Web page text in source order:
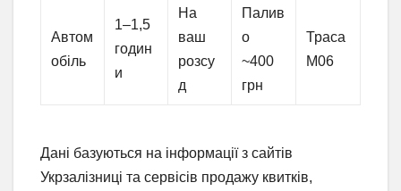
Автом
обіль
1–1,5
годин
и
На
ваш
розсу
д
Палив
о
~400
грн
Траса
М06
Дані базуються на інформації з сайтів
Укрзалізниці та сервісів продажу квитків,